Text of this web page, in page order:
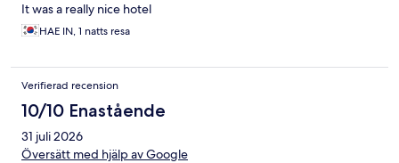
It was a really nice hotel
HAE IN, 1 natts resa
Verifierad recension
10/10 Enastående
31 juli 2026
Översätt med hjälp av Google